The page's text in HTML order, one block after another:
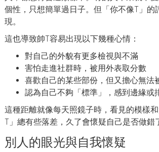
個性，只想簡單過日子。但「你不像T」的
現。
這也導致帥T容易出現以下幾種心情：
對自己的外貌有更多檢視與不滿
害怕走進社群時，被用外表取分數
喜歡自己的某些部份，但又擔心無法
認為自己不夠「標準」，感到邊緣或
這種距離就像每天照鏡子時，看見的模樣
T」總有些落差，久了會懷疑自己是否做錯
別人的眼光與自我懷疑